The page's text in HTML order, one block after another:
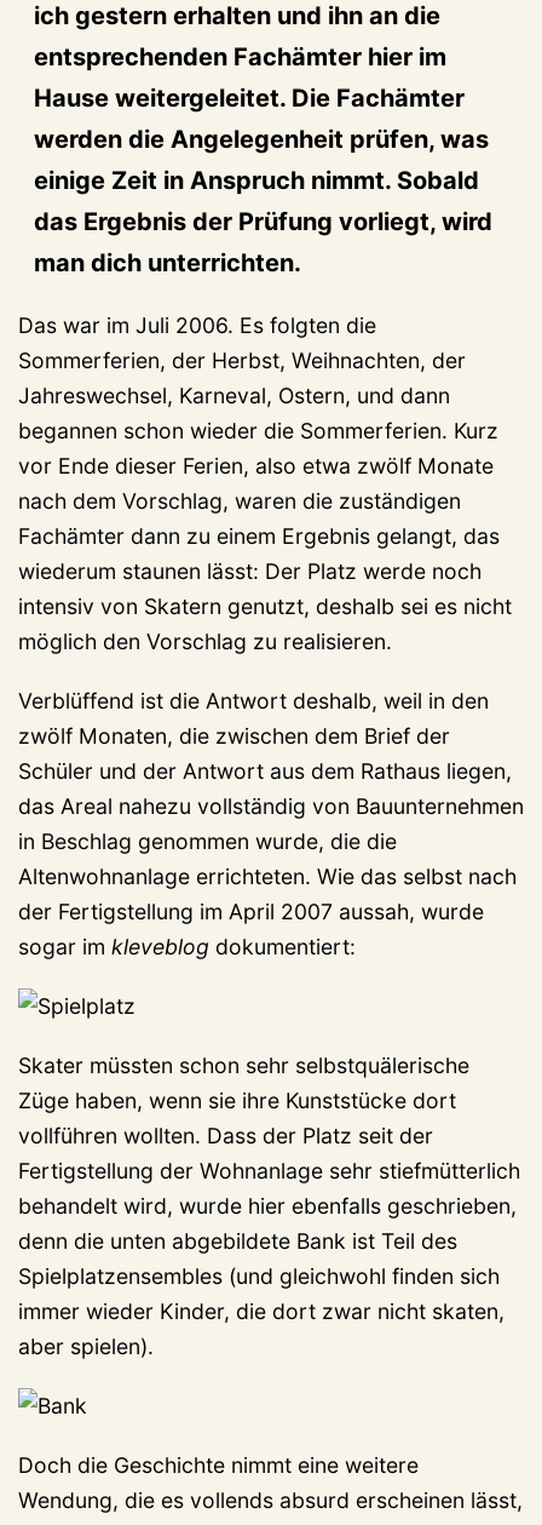
ich gestern erhalten und ihn an die
entsprechenden Fachämter hier im
Hause weitergeleitet. Die Fachämter
werden die Angelegenheit prüfen, was
einige Zeit in Anspruch nimmt. Sobald
das Ergebnis der Prüfung vorliegt, wird
man dich unterrichten.
Das war im Juli 2006. Es folgten die
Sommerferien, der Herbst, Weihnachten, der
Jahreswechsel, Karneval, Ostern, und dann
begannen schon wieder die Sommerferien. Kurz
vor Ende dieser Ferien, also etwa zwölf Monate
nach dem Vorschlag, waren die zuständigen
Fachämter dann zu einem Ergebnis gelangt, das
wiederum staunen lässt: Der Platz werde noch
intensiv von Skatern genutzt, deshalb sei es nicht
möglich den Vorschlag zu realisieren.
Verblüffend ist die Antwort deshalb, weil in den
zwölf Monaten, die zwischen dem Brief der
Schüler und der Antwort aus dem Rathaus liegen,
das Areal nahezu vollständig von Bauunternehmen
in Beschlag genommen wurde, die die
Altenwohnanlage errichteten. Wie das selbst nach
der Fertigstellung im April 2007 aussah, wurde
sogar im kleveblog dokumentiert:
Skater müssten schon sehr selbstquälerische
Züge haben, wenn sie ihre Kunststücke dort
vollführen wollten. Dass der Platz seit der
Fertigstellung der Wohnanlage sehr stiefmütterlich
behandelt wird, wurde hier ebenfalls geschrieben,
denn die unten abgebildete Bank ist Teil des
Spielplatzensembles (und gleichwohl finden sich
immer wieder Kinder, die dort zwar nicht skaten,
aber spielen).
Doch die Geschichte nimmt eine weitere
Wendung, die es vollends absurd erscheinen lässt,